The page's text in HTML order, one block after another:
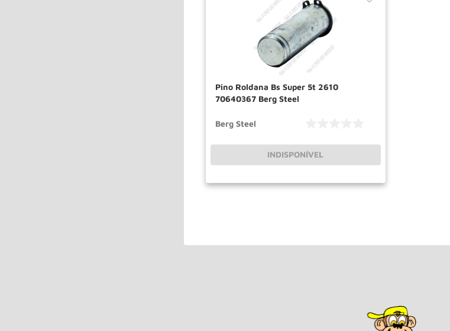
Pino Roldana Bs Super 5t 2610
70640367 Berg Steel
Berg Steel
INDISPONÍVEL